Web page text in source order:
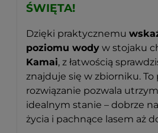
ŚWIĘTA!
Dzięki praktycznemu
poziomu wody w stojaku
Kamai, z łatwością
znajduje się w zbiorniku. To
rozwiązanie pozwala
idealnym stanie – dobrze
życia i pachnące lasem aż